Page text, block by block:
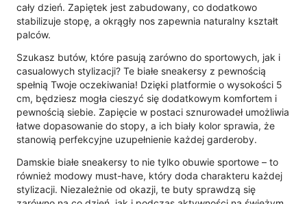
cały dzień. Zapiętek jest zabudowany, co dodatkowo
stabilizuje stopę, a okrągły nos zapewnia naturalny kształt
palców.
Szukasz butów, które pasują zarówno do sportowych, jak i
casualowych stylizacji? Te białe sneakersy z pewnością
spełnią Twoje oczekiwania! Dzięki platformie o wysokości 5
cm, będziesz mogła cieszyć się dodatkowym komfortem i
pewnością siebie. Zapięcie w postaci sznurowadeł umożliwia
łatwe dopasowanie do stopy, a ich biały kolor sprawia, że
stanowią perfekcyjne uzupełnienie każdej garderoby.
Damskie białe sneakersy to nie tylko obuwie sportowe – to
również modowy must-have, który doda charakteru każdej
stylizacji. Niezależnie od okazji, te buty sprawdzą się